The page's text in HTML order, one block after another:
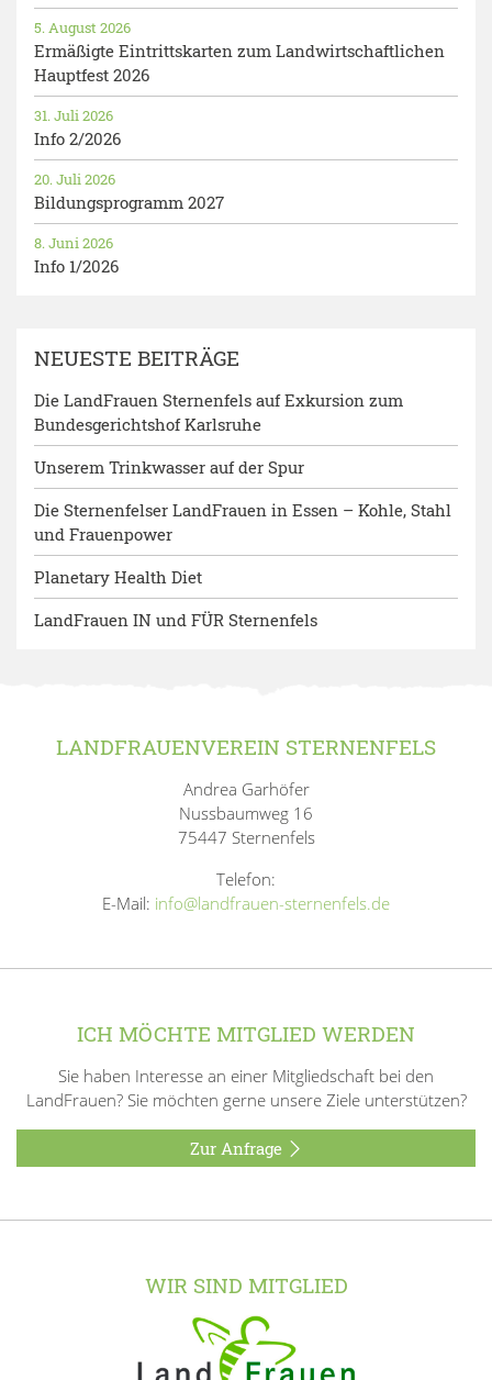
Ermäßigte Eintrittskarten zum Landwirtschaftlichen
Hauptfest 2026
5. August 2026
Info 2/2026
31. Juli 2026
Bildungsprogramm 2027
20. Juli 2026
Info 1/2026
8. Juni 2026
NEUESTE BEITRÄGE
Die LandFrauen Sternenfels auf Exkursion zum
Bundesgerichtshof Karlsruhe
Unserem Trinkwasser auf der Spur
Die Sternenfelser LandFrauen in Essen – Kohle, Stahl
und Frauenpower
Planetary Health Diet
LandFrauen IN und FÜR Sternenfels
LANDFRAUENVEREIN STERNENFELS
Andrea Garhöfer
Nussbaumweg 16
75447 Sternenfels
Telefon:
E-Mail: info@landfrauen-sternenfels.de
ICH MÖCHTE MITGLIED WERDEN
Sie haben Interesse an einer Mitgliedschaft bei den
LandFrauen? Sie möchten gerne unsere Ziele unterstützen?
Zur Anfrage
WIR SIND MITGLIED